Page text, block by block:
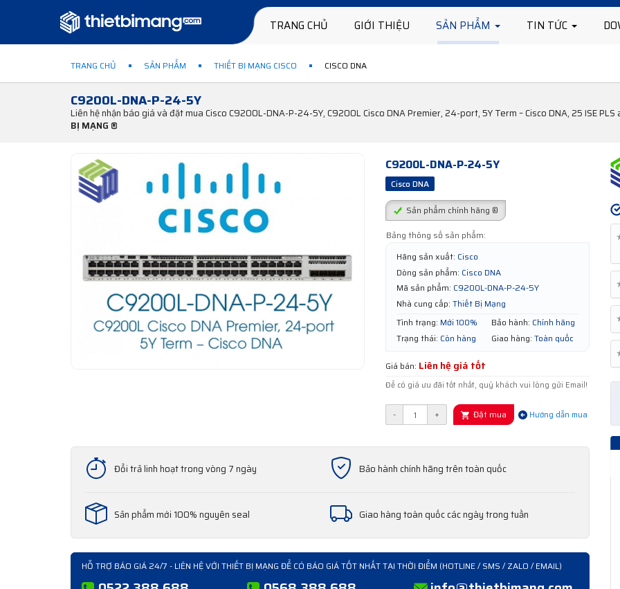
TRANG CHỦ GIỚI THIỆU SẢN PHẨM TIN TỨC
TRANG CHỦ SẢN PHẨM THIẾT BỊ MẠNG CISCO CISCO DNA
C9200L-DNA-P-24-5Y
Liên hệ nhận báo giá và đặt mua Cisco C9200L-DNA-P-24-5Y, C9200L Cisco DNA Premier, 24-port, 5Y Term – Cisco DNA, 25 ISE PLS
BỊ MẠNG ®
C9200L-DNA-P-24-5Y
Cisco DNA
Sản phẩm chính hãng ®
Bảng thông số sản phẩm:
Hãng sản xuất: Cisco
Dòng sản phẩm: Cisco DNA
Mã sản phẩm: C9200L-DNA-P-24-5Y
Nhà cung cấp: Thiết Bị Mạng
Tình trạng: Mới 100% Bảo hành: Chính hãng
Trạng thái: Còn hàng Giao hàng: Toàn quốc
Giá bán: Liên hệ giá tốt
Để có giá ưu đãi tốt nhất, quý khách vui lòng gửi Email!
- + Đặt mua Hướng dẫn mua
Đổi trả linh hoạt trong vòng 7 ngày Bảo hành chính hãng trên toàn quốc
Sản phẩm mới 100% nguyên seal Giao hàng toàn quốc các ngày trong tuần
HỖ TRỢ BÁO GIÁ 24/7 - LIÊN HỆ VỚI THIẾT BỊ MẠNG ĐỂ CÓ BÁO GIÁ TỐT NHẤT TẠI THỜI ĐIỂM (HOTLINE / SMS / ZALO / EMAIL)